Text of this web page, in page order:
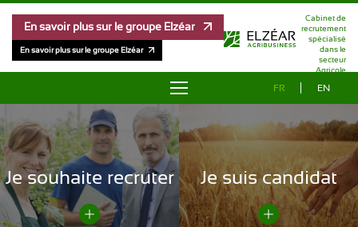
En savoir plus sur le groupe Elzéar
En savoir plus sur le groupe Elzéar
Cabinet de
recrutement
spécialisé
dans le
secteur
Agricole
FR EN
À PROPOS
OFFRES D’EMPLOI
RÉFÉRENCES
Je souhaite recruter Je suis candidat